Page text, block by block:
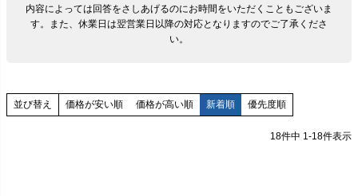
内容によっては回答をさしあげるのにお時間をいただくこともございま
す。
また、休業日は翌営業日以降の対応となりますのでご了承くださ
い。
並び替え 価格が安い順 価格が高い順 新着順 優先度順
18件中 1 -18件表示